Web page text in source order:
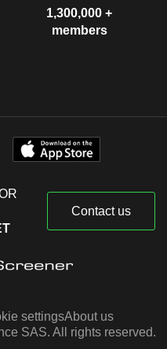
1,300,000 +
members
Contact us
settingsAbout us
SAS. All rights reserved.